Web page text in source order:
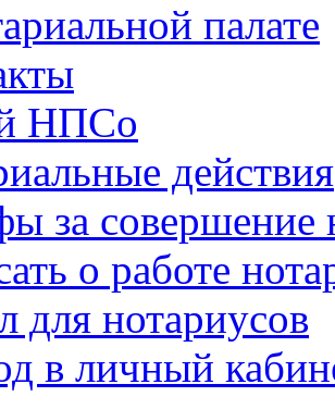
палате
НПСо
действия
за совершение
о работе
для нотариусов
в личный